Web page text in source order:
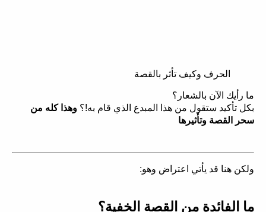
الحرف وكيف تأثر بالقصة
ما رأيك الآن بالشعار؟
بكل تأكيد ستقول من هذا المبدع الذي قام به!؟ وهذا كله من
سحر القصة وتأثيرها
ولكن هنا قد يأتي اعتراض وهو:
ما الفائدة من القصة الخفية؟